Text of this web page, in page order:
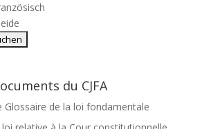
du CJFA
Glossaire de la loi fondamentale